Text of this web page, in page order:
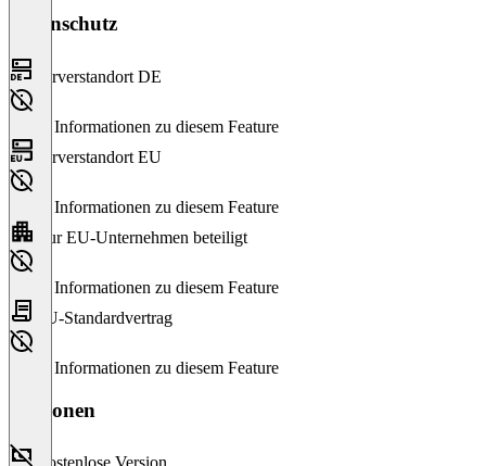
Datenschutz
Serverstandort DE
Keine Informationen zu diesem Feature
Serverstandort EU
Keine Informationen zu diesem Feature
Nur EU-Unternehmen beteiligt
Keine Informationen zu diesem Feature
EU-Standardvertrag
Keine Informationen zu diesem Feature
Versionen